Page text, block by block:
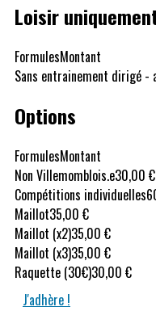
Loisir
FormulesMontant
Sans entrainement dirigé -
Options
FormulesMontant
Non Villemomblois.e30,00 €
Compétitions individuelles
Maillot35,00 €
Maillot (x2)35,00 €
Maillot (x3)35,00 €
Raquette (30€)30,00 €
J'adhère !